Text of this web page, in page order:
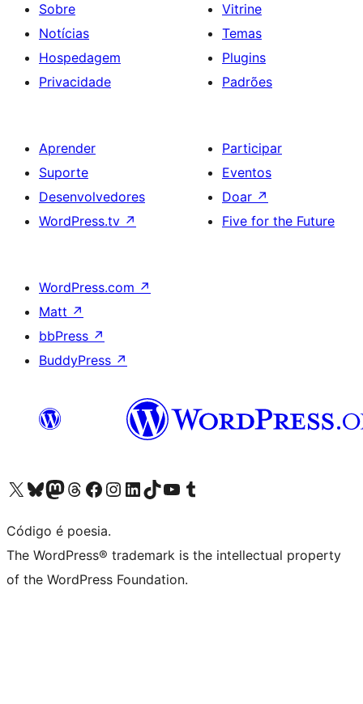
Sobre
Notícias
Hospedagem
Privacidade
Vitrine
Temas
Plugins
Padrões
Aprender
Suporte
Desenvolvedores
WordPress.tv ↗
Participar
Eventos
Doar ↗
Five for the Future
WordPress.com ↗
Matt ↗
bbPress ↗
BuddyPress ↗
Acessar nossa conta do X (antigo Twitter)
Acessar nossa conta do Bluesky
Acessar nossa conta do Mastodon
Acessar nossa conta do Threads
Acessar nossa página do Facebook
Acessar nossa conta do Instagram
Acessar nossa conta do LinkedIn
Acessar nossa conta do TikTok
Acessar nosso canal do YouTube
Acessar nossa conta no Tumblr
Código é poesia.
The WordPress® trademark is the intellectual property
of the WordPress Foundation.